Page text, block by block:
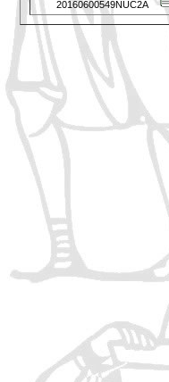
20160600549NUC2A